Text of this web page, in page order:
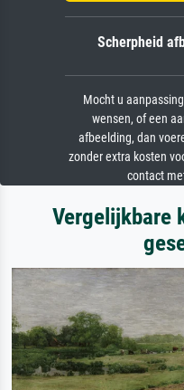
Scherpheid
Mocht u
wensen, of een
afbeelding, dan
zonder extra kosten
contact
Vergelijkbare